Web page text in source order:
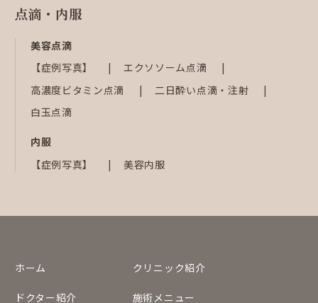
点滴・内服
美容点滴
【症例写真】
エクソソーム点滴
高濃度ビタミン点滴
二日酔い点滴・注射
白玉点滴
内服
【症例写真】
美容内服
ホーム クリニック紹介
ドクター紹介 施術メニュー